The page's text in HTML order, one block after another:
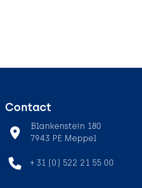
Contact
Blankenstein 180
7943 PE Meppel
+ 31 (0) 522 21 55 00